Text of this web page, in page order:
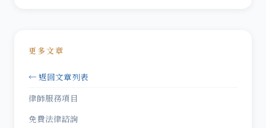
更多文章
← 返回文章列表
律師服務項目
免費法律諮詢